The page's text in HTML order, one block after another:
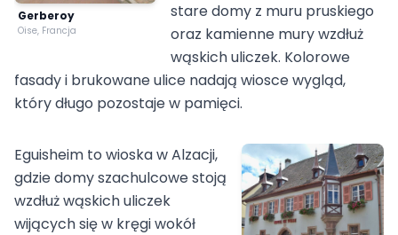
Gerberoy
Oise, Francja
stare domy z muru pruskiego
oraz kamienne mury wzdłuż
wąskich uliczek. Kolorowe
fasady i brukowane ulice nadają wiosce wygląd,
który długo pozostaje w pamięci.
Eguisheim to wioska w Alzacji,
gdzie domy szachulcowe stoją
wzdłuż wąskich uliczek
wijących się w kręgi wokół